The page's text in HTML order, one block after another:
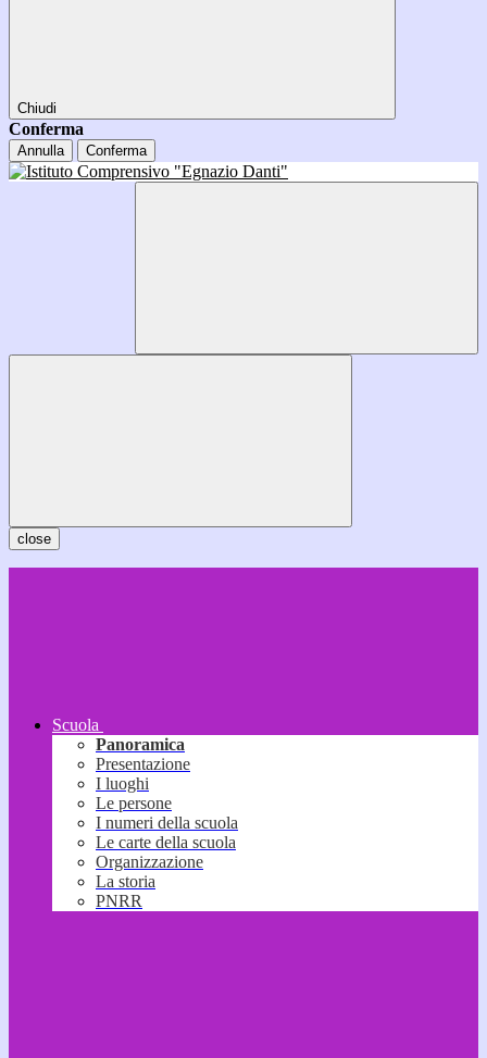
Chiudi
Conferma
Annulla Conferma
close
Scuola
Panoramica
Presentazione
I luoghi
Le persone
I numeri della scuola
Le carte della scuola
Organizzazione
La storia
PNRR